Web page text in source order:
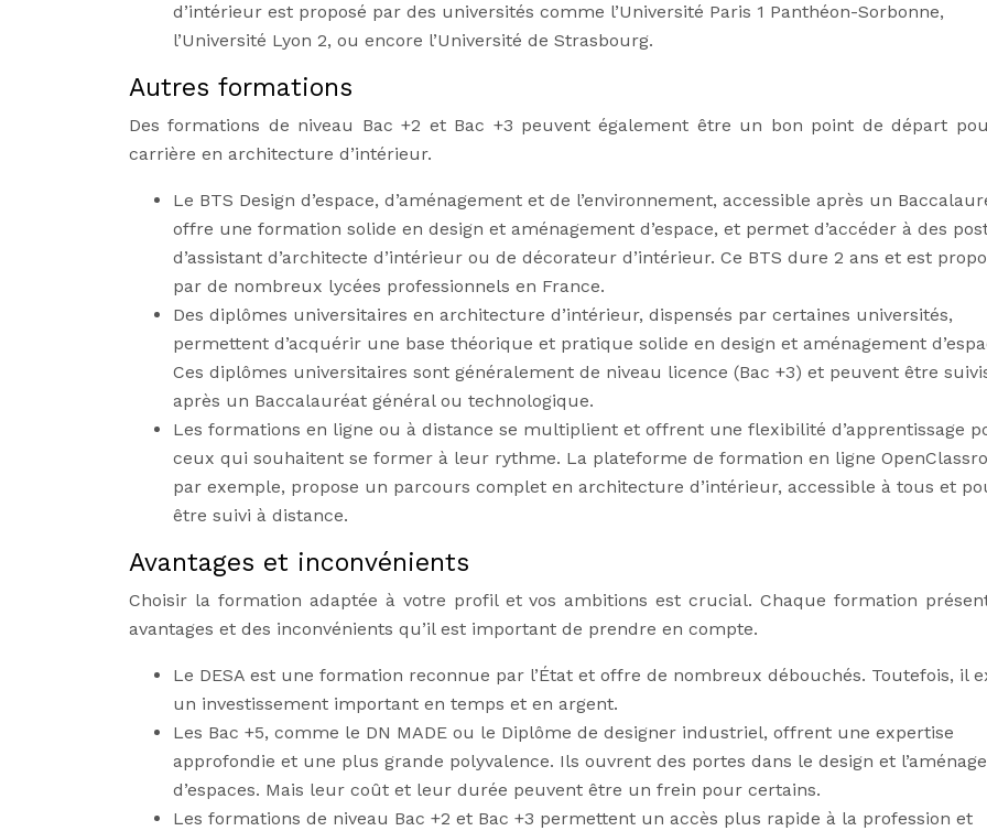
d’intérieur est proposé par des universités comme l’Université Paris 1 Panthéon-Sorbonne,
l’Université Lyon 2, ou encore l’Université de Strasbourg.
Autres formations
Des formations de niveau Bac +2 et Bac +3 peuvent également être un bon point de départ
carrière en architecture d’intérieur.
Le BTS Design d’espace, d’aménagement et de l’environnement, accessible après un
offre une formation solide en design et aménagement d’espace, et permet d’accéder à des
d’assistant d’architecte d’intérieur ou de décorateur d’intérieur. Ce BTS dure 2 ans et est
par de nombreux lycées professionnels en France.
Des diplômes universitaires en architecture d’intérieur, dispensés par certaines universités,
permettent d’acquérir une base théorique et pratique solide en design et aménagement
Ces diplômes universitaires sont généralement de niveau licence (Bac +3) et peuvent être
après un Baccalauréat général ou technologique.
Les formations en ligne ou à distance se multiplient et offrent une flexibilité d’apprentissage
ceux qui souhaitent se former à leur rythme. La plateforme de formation en ligne
par exemple, propose un parcours complet en architecture d’intérieur, accessible à tous et
être suivi à distance.
Avantages et inconvénients
Choisir la formation adaptée à votre profil et vos ambitions est crucial. Chaque formation
avantages et des inconvénients qu’il est important de prendre en compte.
Le DESA est une formation reconnue par l’État et offre de nombreux débouchés. Toutefois, il
un investissement important en temps et en argent.
Les Bac +5, comme le DN MADE ou le Diplôme de designer industriel, offrent une expertise
approfondie et une plus grande polyvalence. Ils ouvrent des portes dans le design et
d’espaces. Mais leur coût et leur durée peuvent être un frein pour certains.
Les formations de niveau Bac +2 et Bac +3 permettent un accès plus rapide à la profession et